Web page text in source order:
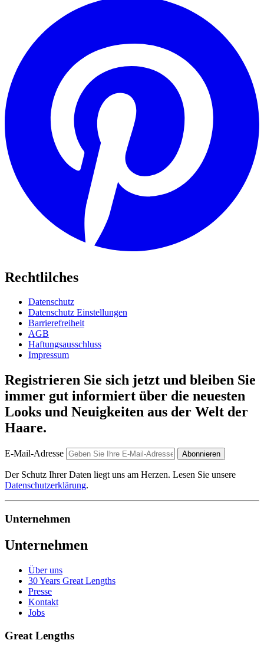
Rechtlilches
Datenschutz
Datenschutz Einstellungen
Barrierefreiheit
AGB
Haftungsausschluss
Impressum
Registrieren Sie sich jetzt und bleiben Sie
immer gut informiert über die neuesten
Looks und Neuigkeiten aus der Welt der
Haare.
E-Mail-Adresse Abonnieren
Der Schutz Ihrer Daten liegt uns am Herzen. Lesen Sie unsere
Datenschutzerklärung.
Unternehmen
Unternehmen
Über uns
30 Years Great Lengths
Presse
Kontakt
Jobs
Great Lengths